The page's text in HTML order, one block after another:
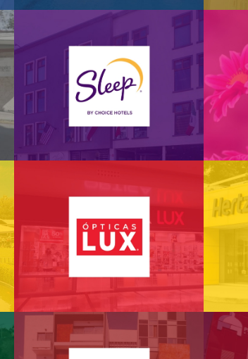
Sleep INN by Choice
Hotels
Lux